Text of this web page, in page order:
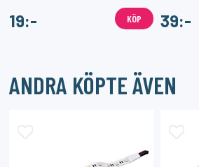
19:- KÖP 39:-
ANDRA KÖPTE ÄVEN